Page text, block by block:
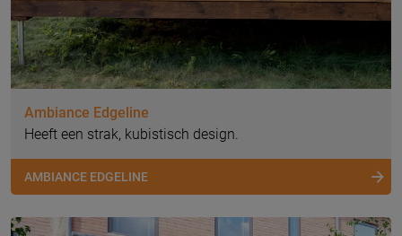
Ambiance Edgeline
Heeft een strak, kubistisch design.
AMBIANCE EDGELINE